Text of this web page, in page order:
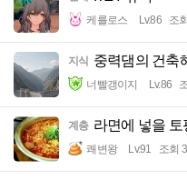
케를로스 Lv.86 조
지식 중력댐의 건축
너빨갱이지 Lv.86
계층 라면에 넣을
쾌변왕 Lv.91 조회